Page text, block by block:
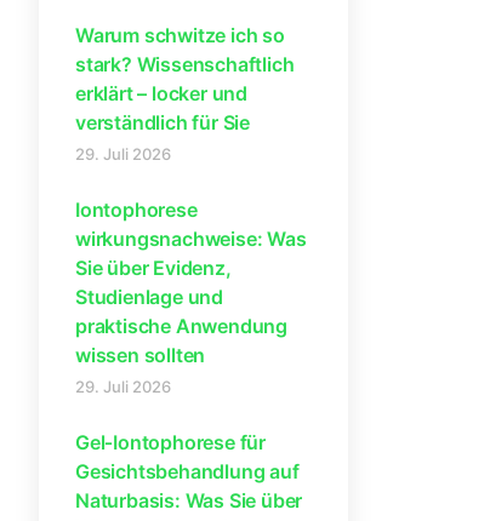
Warum schwitze ich so
stark? Wissenschaftlich
erklärt – locker und
verständlich für Sie
29. Juli 2026
Iontophorese
wirkungsnachweise: Was
Sie über Evidenz,
Studienlage und
praktische Anwendung
wissen sollten
29. Juli 2026
Gel‑Iontophorese für
Gesichtsbehandlung auf
Naturbasis: Was Sie über